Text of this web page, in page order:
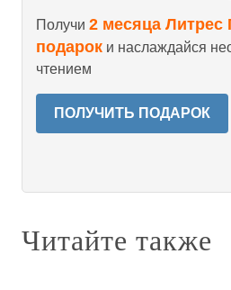
Получи 2 месяца Литрес
подарок и наслаждайся
чтением
ПОЛУЧИТЬ ПОДАРОК
Читайте также